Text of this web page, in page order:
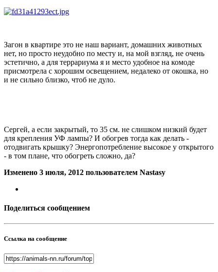
Загон в квартире это не наш вариант, домашних животных
нет, но просто неудобно по месту и, на мой взгляд, не очень
эстетично, а для террариума я и место удобное на комоде
присмотрела с хорошим освещением, недалеко от окошка, но
и не сильно близко, чтоб не дуло.
Сергей, а если закрытый, то 35 см. не слишком низкий будет
для крепления УФ лампы? И обогрев тогда как делать -
отодвигать крышку? Энергопотребление высокое у открытого
- в том плане, что обогреть сложно, да?
Изменено 3 июля, 2012 пользователем Nastasy
Поделиться сообщением
Ссылка на сообщение